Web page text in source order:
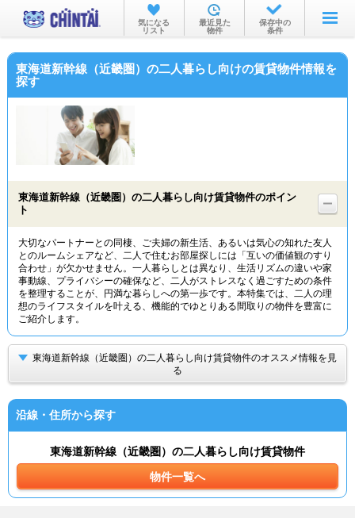
お部屋を探す
沿線・駅から
不動産会社から
気になる
リスト
最近見た
物件
保存中の
条件
東海道新幹線（近畿圏）の二人暮らし向けの賃貸物件情報を
探す
東海道新幹線（近畿圏）の二人暮らし向け賃貸物件のポイン
ト
大切なパートナーとの同棲、ご夫婦の新生活、あるいは気心の知れた友人
とのルームシェアなど、二人で住むお部屋探しには「互いの価値観のすり
合わせ」が欠かせません。一人暮らしとは異なり、生活リズムの違いや家
事動線、プライバシーの確保など、二人がストレスなく過ごすための条件
を整理することが、円満な暮らしへの第一歩です。本特集では、二人の理
想のライフスタイルを叶える、機能的でゆとりある間取りの物件を豊富に
ご紹介します。
東海道新幹線（近畿圏）の二人暮らし向け賃貸物件のオススメ情報を見
る
沿線・住所から探す
東海道新幹線（近畿圏）の二人暮らし向け賃貸物件
物件一覧へ